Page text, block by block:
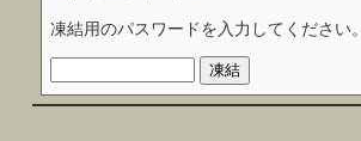
凍結用のパスワードを入力してください。